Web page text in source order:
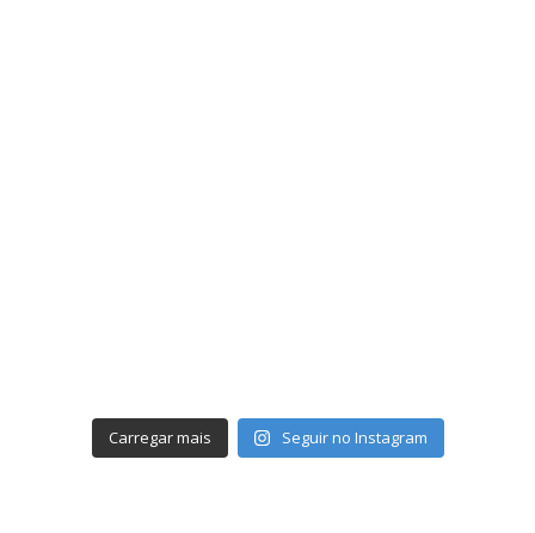
Carregar mais Seguir no Instagram